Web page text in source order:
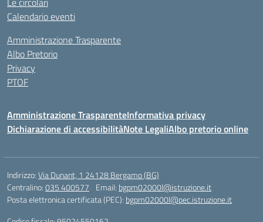
Calendario eventi
Amministrazione Trasparente
Albo Pretorio
Privacy
PTOF
Amministrazione TrasparenteInformativa privacy
Dichiarazione di accessibilitàNote LegaliAlbo pretorio online
Indirizzo:Via Dunant, 1 24128 Bergamo (BG)
Centralino:035 400577 Email: bgpm02000l@istruzione.it
Posta elettronica certificata (PEC): bgpm02000l@pec.istruzione.it